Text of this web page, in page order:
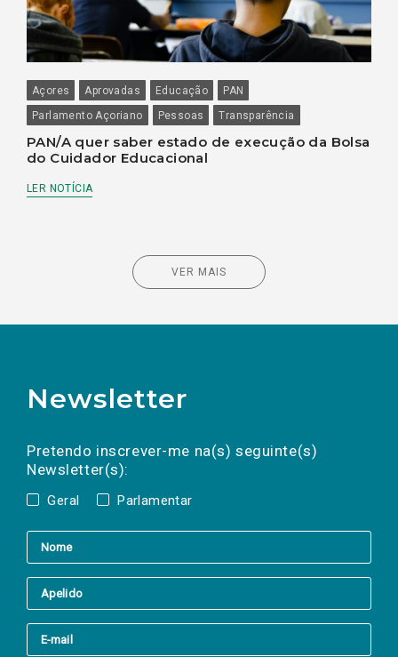
Açores Aprovadas Educação
PAN
Parlamento Açoriano
Pessoas Transparência
PAN/A quer saber estado de execução da Bolsa
do Cuidador Educacional
LER NOTÍCIA
VER MAIS
Newsletter
Pretendo inscrever-me na(s) seguinte(s)
Newsletter(s):
Geral Parlamentar
a(s) newsletter(s).
mail